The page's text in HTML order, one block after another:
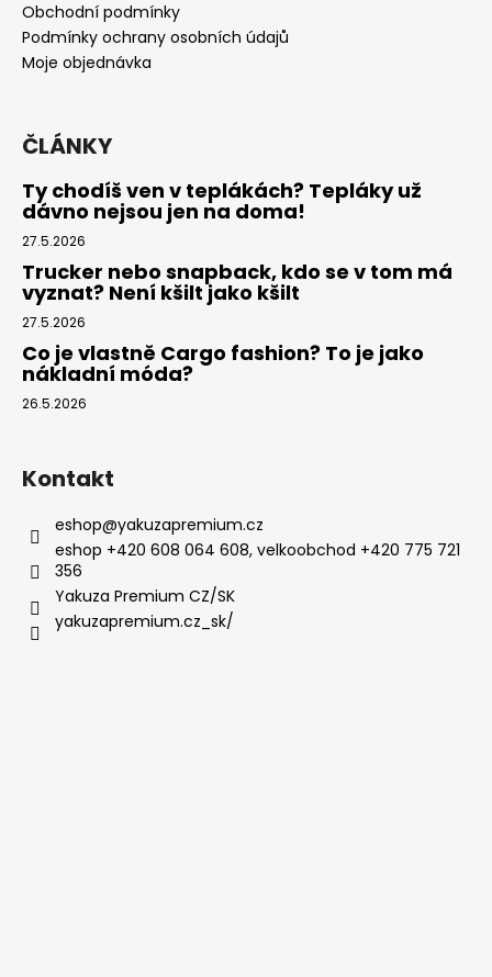
Obchodní podmínky
Podmínky ochrany osobních údajů
Moje objednávka
ČLÁNKY
Ty chodíš ven v teplákách? Tepláky už
dávno nejsou jen na doma!
27.5.2026
Trucker nebo snapback, kdo se v tom má
vyznat? Není kšilt jako kšilt
27.5.2026
Co je vlastně Cargo fashion? To je jako
nákladní móda?
26.5.2026
Kontakt
eshop@yakuzapremium.cz
eshop +420 608 064 608, velkoobchod +420 775 721
356
Yakuza Premium CZ/SK
yakuzapremium.cz_sk/